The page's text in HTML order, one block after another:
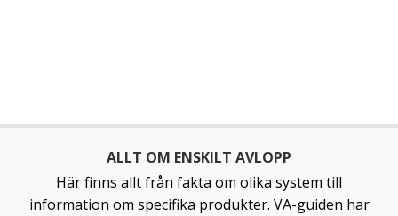
ALLT OM ENSKILT AVLOPP
Här finns allt från fakta om olika system till
information om specifika produkter. VA-guiden har